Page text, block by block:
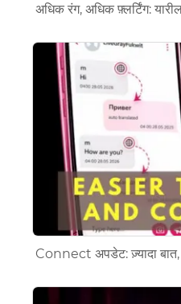
अधिक रंग, अधिक फ़्लर्टिंग:
Connect अपडेट: ज़्यादा